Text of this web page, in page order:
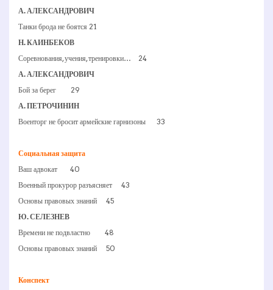
А. АЛЕКСАНДРОВИЧ
Танки брода не боятся 21
Н. КАИНБЕКОВ
Соревнования, учения, тренировки… 24
А. АЛЕКСАНДРОВИЧ
Бой за берег 29
А. ПЕТРОЧИНИН
Военторг не бросит армейские гарнизоны 33
Социальная защита
Ваш адвокат 40
Военный прокурор разъясняет 43
Основы правовых знаний 45
Ю. СЕЛЕЗНЕВ
Времени не подвластно 48
Основы правовых знаний 50
Конспект